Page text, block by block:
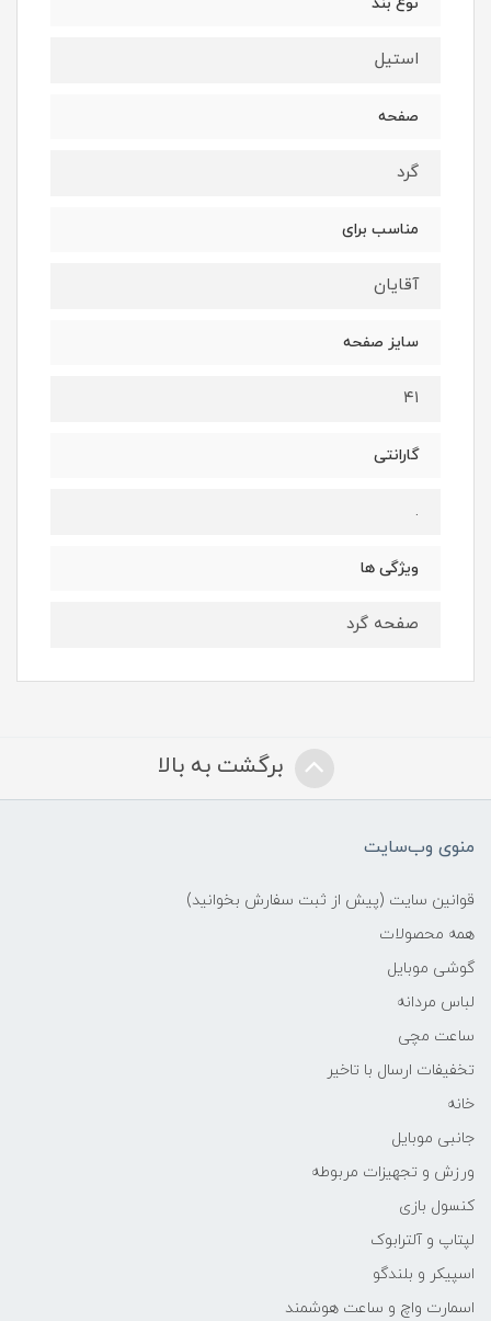
استیل
صفحه
گرد
مناسب برای
آقایان
سایز صفحه
۴۱
گارانتی
.
ویژگی ها
صفحه گرد
برگشت به بالا
منوی وب‌سایت
قوانین سایت (پیش از ثبت سفارش بخوانید)
همه محصولات
گوشی موبایل
لباس مردانه
ساعت مچی
تخفیفات ارسال با تاخیر
خانه
جانبی موبایل
ورزش و تجهیزات مربوطه
کنسول بازی
لپتاپ و آلترابوک
اسپیکر و بلندگو
اسمارت واچ و ساعت هوشمند